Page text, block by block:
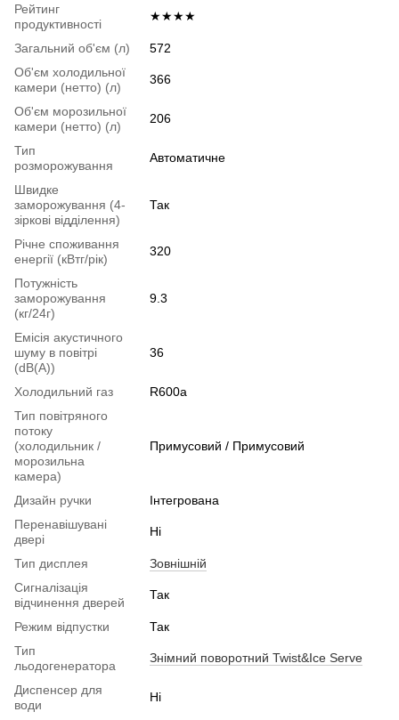
Рейтинг
продуктивності
★★★★
Загальний об'єм (л)
572
Об'єм холодильної
камери (нетто) (л)
366
Об'єм морозильної
камери (нетто) (л)
206
Тип
розморожування
Автоматичне
Швидке
заморожування (4-
зіркові відділення)
Так
Річне споживання
енергії (кВтг/рік)
320
Потужність
заморожування
(кг/24г)
9.3
Емісія акустичного
шуму в повітрі
(dB(A))
36
Холодильний газ
R600a
Тип повітряного
потоку
(холодильник /
морозильна
камера)
Примусовий / Примусовий
Дизайн ручки
Інтегрована
Перенавішувані
двері
Ні
Тип дисплея
Зовнішній
Сигналізація
відчинення дверей
Так
Режим відпустки
Так
Тип
льодогенератора
Знімний поворотний Twist&Ice Serve
Диспенсер для
води
Ні